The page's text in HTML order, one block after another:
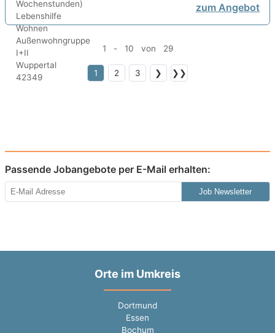
zum Angebot
1 - 10 von 29
1 2 3 ❯ ❯❯
Passende Jobangebote per E-Mail erhalten:
Job Newsletter
Orte im Umkreis
Dortmund
Essen
Bochum